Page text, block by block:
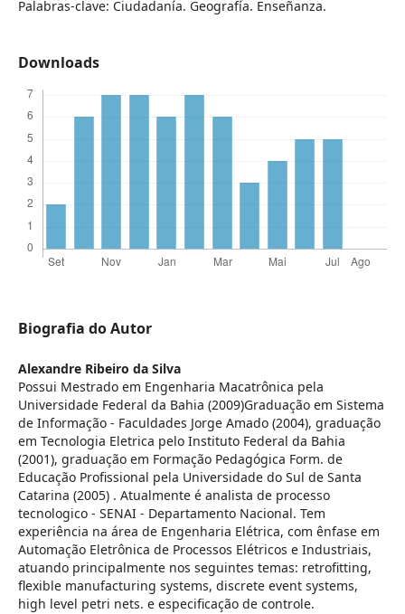
Palabras-clave: Ciudadanía. Geografía. Enseñanza.
Downloads
Biografia do Autor
Alexandre Ribeiro da Silva
Possui Mestrado em Engenharia Macatrônica pela
Universidade Federal da Bahia (2009)Graduação em Sistema
de Informação - Faculdades Jorge Amado (2004), graduação
em Tecnologia Eletrica pelo Instituto Federal da Bahia
(2001), graduação em Formação Pedagógica Form. de
Educação Profissional pela Universidade do Sul de Santa
Catarina (2005) . Atualmente é analista de processo
tecnologico - SENAI - Departamento Nacional. Tem
experiência na área de Engenharia Elétrica, com ênfase em
Automação Eletrônica de Processos Elétricos e Industriais,
atuando principalmente nos seguintes temas: retrofitting,
flexible manufacturing systems, discrete event systems,
high level petri nets. e especificação de controle.